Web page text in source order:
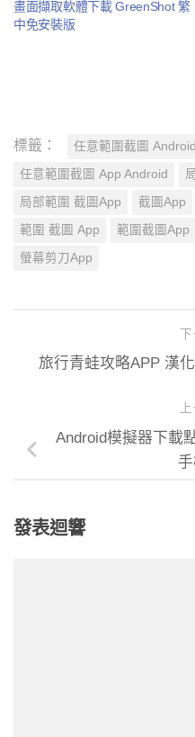
畫面擷取軟體下載 GreenShot 繁
中免安裝版
標籤： 任意範圍截圖 Android
任意範圍截圖 App Android
局部範圍 截圖App 截圖App
範圍 截圖 App 範圍截圖App
螢幕剪刀App
旅行青蛙攻略APP 漢
Android模擬器下載
發表迴響